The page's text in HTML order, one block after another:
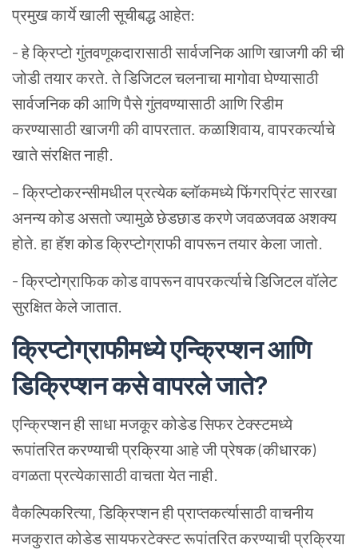
प्रमुख कार्ये खाली सूचीबद्ध आहेत:
- हे क्रिप्टो गुंतवणूकदारासाठी सार्वजनिक आणि खाजगी की ची
जोडी तयार करते. ते डिजिटल चलनाचा मागोवा घेण्यासाठी
सार्वजनिक की आणि पैसे गुंतवण्यासाठी आणि रिडीम
करण्यासाठी खाजगी की वापरतात. कळाशिवाय, वापरकर्त्याचे
खाते संरक्षित नाही.
– क्रिप्टोकरन्सीमधील प्रत्येक ब्लॉकमध्ये फिंगरप्रिंट सारखा
अनन्य कोड असतो ज्यामुळे छेडछाड करणे जवळजवळ अशक्य
होते. हा हॅश कोड क्रिप्टोग्राफी वापरून तयार केला जातो.
- क्रिप्टोग्राफिक कोड वापरून वापरकर्त्याचे डिजिटल वॉलेट
सुरक्षित केले जातात.
क्रिप्टोग्राफीमध्येएन्क्रिप्शनआणि
डिक्रिप्शनकसेवापरलेजाते?
एन्क्रिप्शन ही साधा मजकूर कोडेड सिफर टेक्स्टमध्ये
रूपांतरित करण्याची प्रक्रिया आहे जी प्रेषक (कीधारक)
वगळता प्रत्येकासाठी वाचता येत नाही.
वैकल्पिकरित्या, डिक्रिप्शन ही प्राप्तकर्त्यासाठी वाचनीय
मजकुरात कोडेड सायफरटेक्स्ट रूपांतरित करण्याची प्रक्रिया